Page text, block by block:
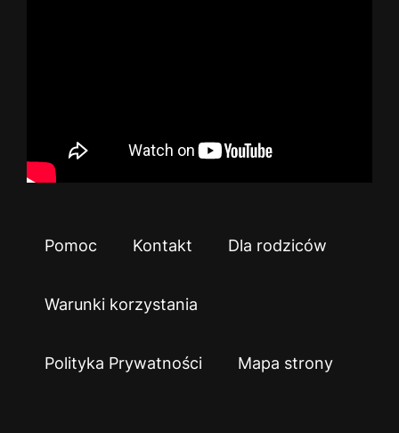
Pomoc Kontakt Dla rodziców
Warunki korzystania
Polityka Prywatności Mapa strony